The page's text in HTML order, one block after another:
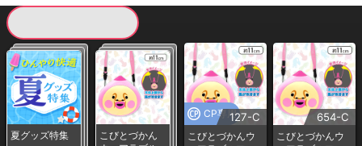
夏グッズ特集
こびとづかん
CP専用127-C
こびとづかんウ
654-C
こびとづかんウ